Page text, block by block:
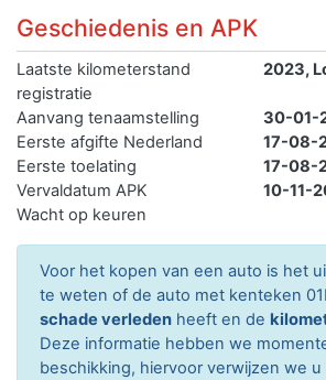
Geschiedenis en APK
Laatste kilometerstand
registratie
2023,
Aanvang tenaamstelling
30-01-
Eerste afgifte Nederland
17-08-
Eerste toelating
17-08-
Vervaldatum APK
10-11-
Wacht op keuren
Voor het kopen van een auto is het
te weten of de auto met kenteken
schade verleden heeft en de
Deze informatie hebben we
beschikking, hiervoor verwijzen we u